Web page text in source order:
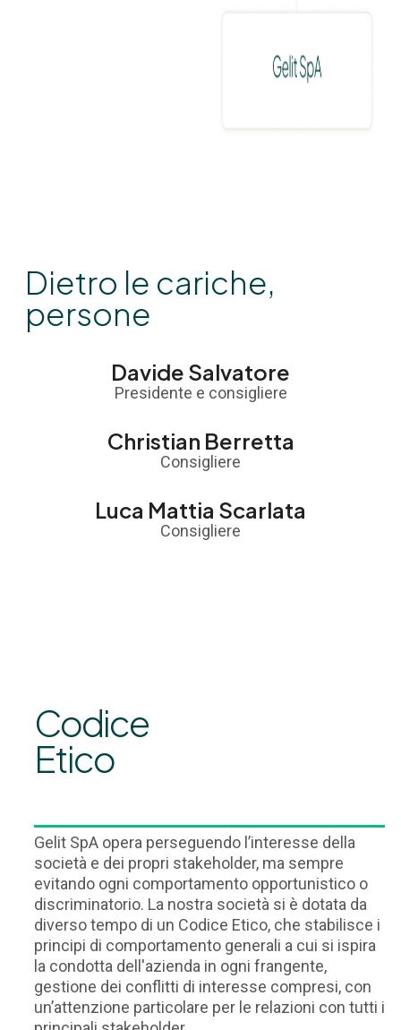
Dietro le cariche,
persone
Davide Salvatore
Presidente e consigliere
Christian Berretta
Consigliere
Luca Mattia Scarlata
Consigliere
Codice
Etico
Gelit SpA opera perseguendo l’interesse della
società e dei propri stakeholder, ma sempre
evitando ogni comportamento opportunistico o
discriminatorio. La nostra società si è dotata da
diverso tempo di un Codice Etico, che stabilisce i
principi di comportamento generali a cui si ispira
la condotta dell'azienda in ogni frangente,
gestione dei conflitti di interesse compresi, con
un’attenzione particolare per le relazioni con tutti i